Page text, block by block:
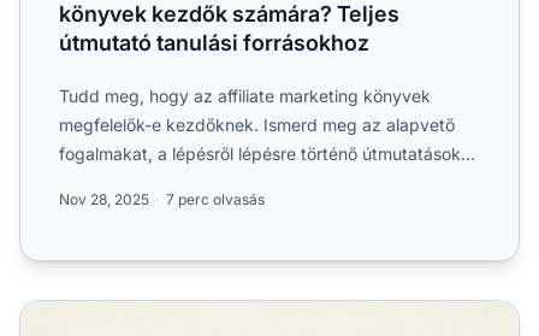
könyvek kezdők számára? Teljes
útmutató tanulási forrásokhoz
Tudd meg, hogy az affiliate marketing könyvek
megfelelők-e kezdőknek. Ismerd meg az alapvető
fogalmakat, a lépésről lépésre történő útmutatásokat
Nov 28, 2025 7 perc olvasás
Kezdőknek érdemes haladó affiliate menedzsment